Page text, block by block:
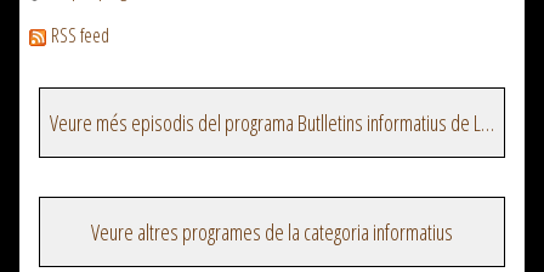
RSS feed
Veure més episodis del programa Butlletins informatius de La Xarxa
Veure altres programes de la categoria informatius